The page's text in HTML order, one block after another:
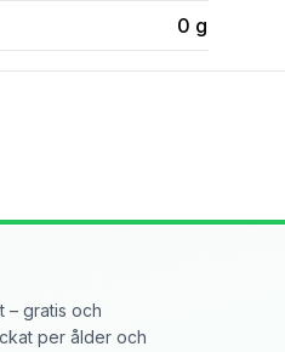
0 g
– gratis och
per ålder och